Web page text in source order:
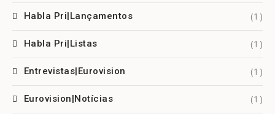
Habla Pri|Lançamentos (1)
Habla Pri|Listas (1)
Entrevistas|Eurovision (1)
Eurovision|Notícias (1)